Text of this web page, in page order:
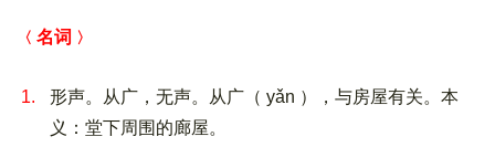
名词
1.
形声。从广，无声。从广（ yǎn ），与房屋有关。本
义：堂下周围的廊屋。